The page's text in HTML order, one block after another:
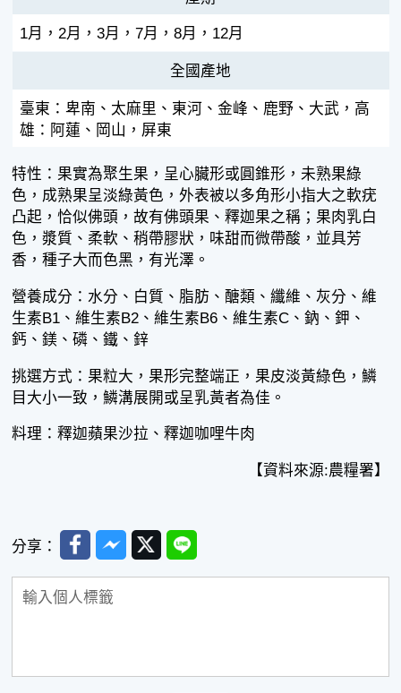
1月，2月，3月，7月，8月，12月
全國產地
臺東：卑南、太麻里、東河、金峰、鹿野、大武，高
雄：阿蓮、岡山，屏東
特性：果實為聚生果，呈心臟形或圓錐形，未熟果綠
色，成熟果呈淡綠黃色，外表被以多角形小指大之軟疣
凸起，恰似佛頭，故有佛頭果、釋迦果之稱；果肉乳白
色，漿質、柔軟、稍帶膠狀，味甜而微帶酸，並具芳
香，種子大而色黑，有光澤。
營養成分：水分、白質、脂肪、醣類、纖維、灰分、維
生素B1、維生素B2、維生素B6、維生素C、鈉、鉀、
鈣、鎂、磷、鐵、鋅
挑選方式：果粒大，果形完整端正，果皮淡黃綠色，鱗
目大小一致，鱗溝展開或呈乳黃者為佳。
料理：釋迦蘋果沙拉、釋迦咖哩牛肉
【資料來源:農糧署】
分享： FacebookMessenger
TwitterLine